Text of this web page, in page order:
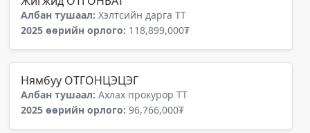
Албан тушаал: Хэлтсийн дарга ТТ
2025 өөрийн орлого: 118,899,000₮
Нямбуу ОТГОНЦЭЦЭГ
Албан тушаал: Ахлах прокурор ТТ
2025 өөрийн орлого: 96,766,000₮